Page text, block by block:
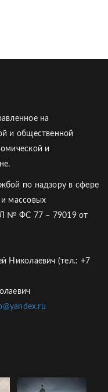
на
и общественной
и
по надзору в сфере
массовых
№ ФС 77 – 79019 от
Николаевич (тел.: +7